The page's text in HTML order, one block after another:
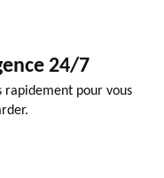
24/7
rapidement pour vous